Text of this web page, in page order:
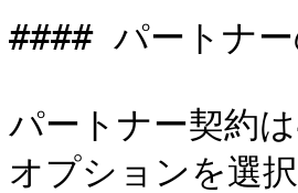
#### パートナ
パートナー契約
オプションを選